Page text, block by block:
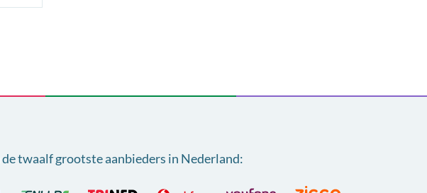
de twaalf grootste aanbieders in Nederland: